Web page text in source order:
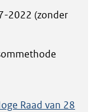
2022 (zonder
Raad van 28